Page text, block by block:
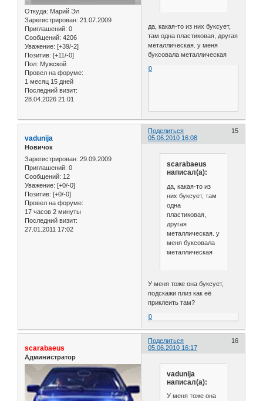
Откуда: Марий Эл
Зарегистрирован: 21.07.2009
Приглашений: 0
Сообщений: 4206
Уважение: [+39/-2]
Позитив: [+11/-0]
Пол: Мужской
Провел на форуме:
1 месяц 15 дней
Последний визит:
28.04.2026 21:01
да, какая-то из них буксует,
там одна пластиковая, другая
металлическая. у меня
буксовала металлическая
0
Поделиться
15
05.06.2010 16:08
vadunija
Новичок
Зарегистрирован: 29.09.2009
Приглашений: 0
Сообщений: 12
Уважение: [+0/-0]
Позитив: [+0/-0]
Провел на форуме:
17 часов 2 минуты
Последний визит:
27.01.2011 17:02
scarabaeus
написал(а):
да, какая-то из
них буксует, там
одна
пластиковая,
другая
металлическая. у
меня буксовала
металлическая
У меня тоже она буксует,
подскажи плиз как её
приклеить там?
0
Поделиться
16
05.06.2010 16:17
scarabaeus
Администратор
vadunija
написал(а):
У меня тоже она